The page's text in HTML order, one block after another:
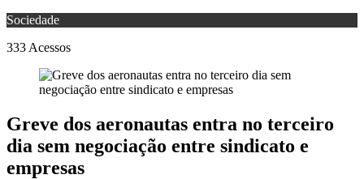
Sociedade
333 Acessos
Greve dos aeronautas entra no terceiro
dia sem negociação entre sindicato e
empresas